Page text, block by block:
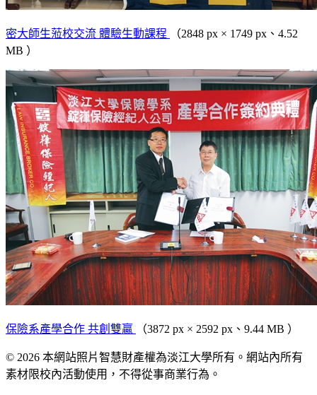
密大師生蒞校交流 體驗生動課程
（2848 px × 1749 px、4.52
MB ）
保險系產學合作 共創雙贏 （3872 px × 2592 px、9.44 MB ）
© 2026 本網站照片智慧財產權為淡江大學所有。網站內所有
素材限校內活動使用，不得從事商業行為。